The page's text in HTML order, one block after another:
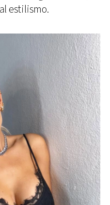
estilismo.